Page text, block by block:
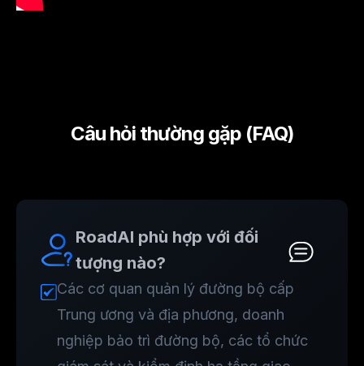
Câu hỏi thường gặp (FAQ)
RoadAI phù hợp với đối
tượng nào?
Các cơ quan quản lý đường bộ cấp
Trung ương và địa phương, doanh
nghiệp bảo trì đường bộ, các tổ chức